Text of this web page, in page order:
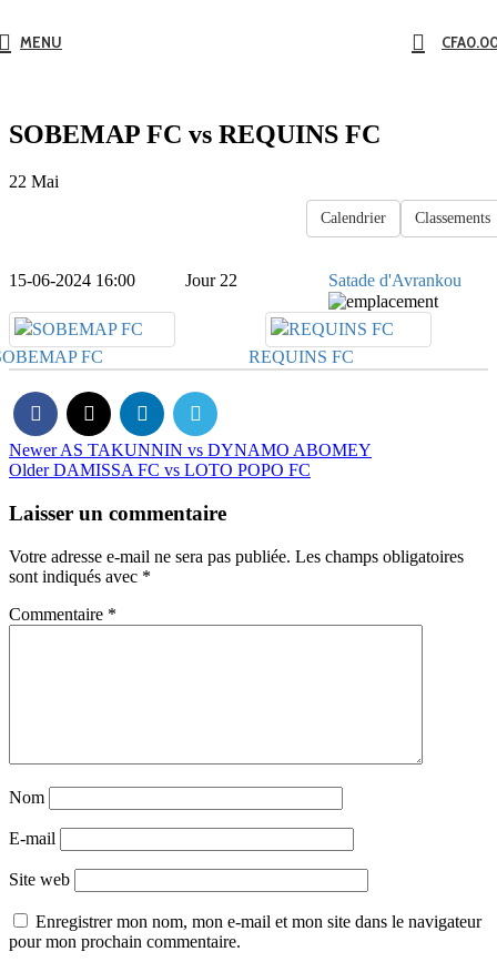
MENU CFA
SOBEMAP FC vs REQUINS FC
22 Mai
Calendrier Classements
15-06-2024 16:00 Jour 22 Satade d'Avrankou
FC REQUINS FC
Newer AS TAKUNNIN vs DYNAMO ABOMEY
Older DAMISSA FC vs LOTO POPO FC
Laisser un commentaire
Votre adresse e-mail ne sera pas publiée. Les champs obligatoires
sont indiqués avec *
Commentaire *
Nom
E-mail
Site web
Enregistrer mon nom, mon e-mail et mon site dans le navigateur
pour mon prochain commentaire.